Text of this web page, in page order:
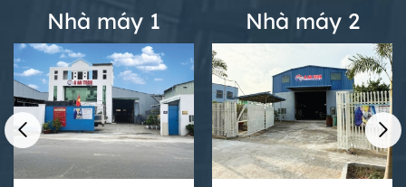
Nhà máy 1 Nhà máy 2